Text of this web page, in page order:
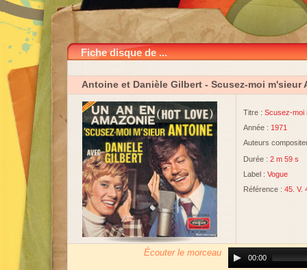
Fiche disque de ...
Antoine et Danièle Gilbert - Scusez-moi m'sieur
Titre : Scusez-moi
Année : 1971
Auteurs
Durée : 2 m 59 s
Label : Vogue
Référence : 45. V.
Écouter le morceau
Player00:00